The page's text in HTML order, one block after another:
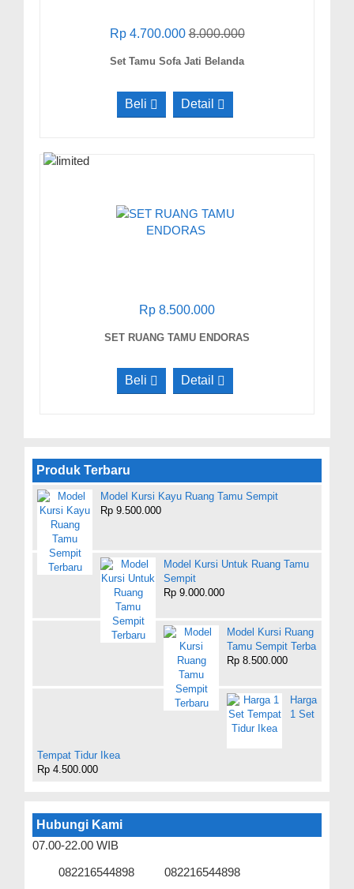
Rp 4.700.0008.000.000
Set Tamu Sofa Jati Belanda
Beli Detail
Rp 8.500.000
SET RUANG TAMU ENDORAS
Beli Detail
Produk Terbaru
Model Kursi Kayu Ruang Tamu Sempit
Rp 9.500.000
Model Kursi Untuk Ruang Tamu
Sempit
Rp 9.000.000
Model Kursi Ruang
Tamu Sempit Terba
Rp 8.500.000
Harga
1 Set
Tempat Tidur Ikea
Rp 4.500.000
Hubungi Kami
07.00-22.00 WIB
082216544898
082216544898